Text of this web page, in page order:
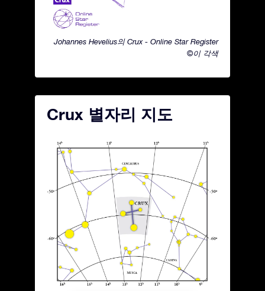
Johannes Hevelius의 Crux - Online Star Register
©이 각색
Crux 별자리 지도